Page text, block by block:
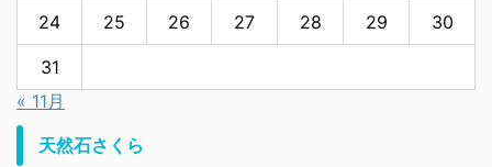
24 25 26 27 28 29 30
31
« 11月
天然石さくら